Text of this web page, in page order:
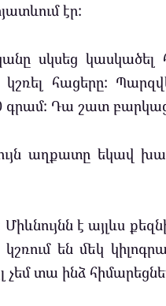
էր:
սկսեց
հացերը:
գրամ: Դա շատ
աղքատը եկավ
է այլևս
են մեկ
չեմ տա ինձ